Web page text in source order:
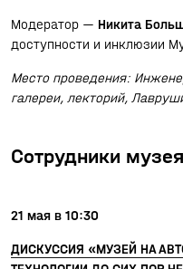
Модератор — Никита
доступности и инклюзии
Место проведения:
галереи, лекторий,
Сотрудники
21 мая в 10:30
ДИСКУССИЯ «МУЗЕЙ НА